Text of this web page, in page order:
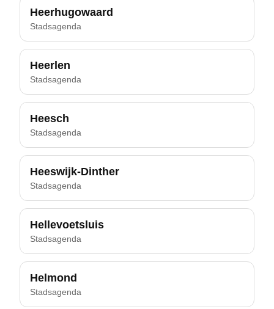
Heerhugowaard
Stadsagenda
Heerlen
Stadsagenda
Heesch
Stadsagenda
Heeswijk-Dinther
Stadsagenda
Hellevoetsluis
Stadsagenda
Helmond
Stadsagenda